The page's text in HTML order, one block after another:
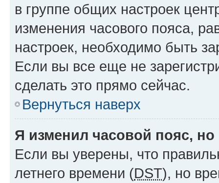
в группе общих настроек
изменения часового пояса,
настроек, необходимо быть
Если вы все еще не
сделать это прямо сейчас.
Вернуться наверх
Я изменил часовой пояс,
Если вы уверены, что
летнего времени (DST), но